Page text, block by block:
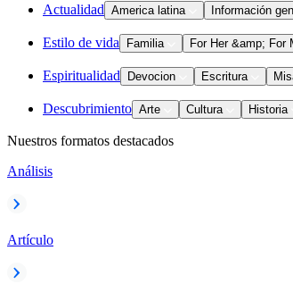
Actualidad America latina Información
Estilo de vida Familia For Her &amp; For
Espiritualidad Devocion Escritura
Descubrimiento Arte Cultura Historia
Nuestros formatos destacados
Análisis
Artículo